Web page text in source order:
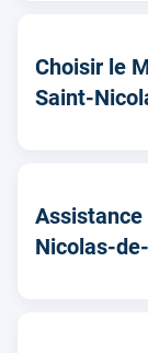
Choisir le
Saint-
Nicolas-